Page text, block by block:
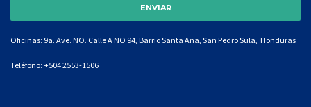
Oficinas: 9a. Ave. NO. Calle A NO 94, Barrio Santa Ana, San Pedro Sula, Honduras
Teléfono: +504 2553-1506